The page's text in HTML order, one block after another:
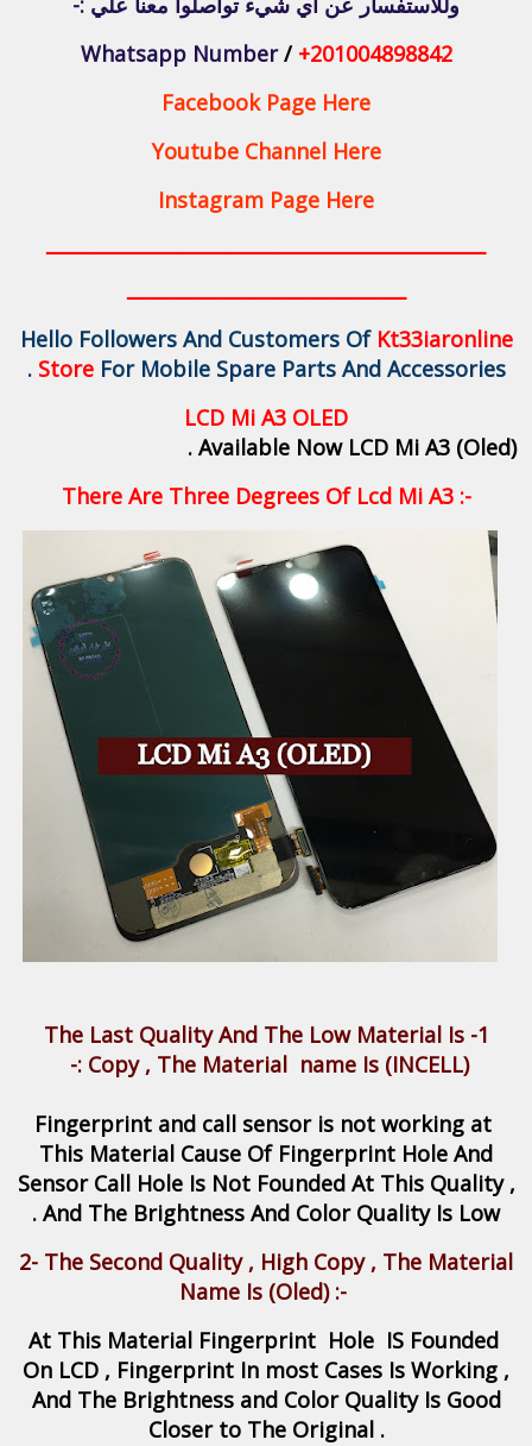
Whatsapp Number/ +201004898842
Facebook Page Here
Youtube Channel Here
Instagram Page Here
ــــــــــــــــــــــــــــــــــــــــــــــــــــــــــــــــــــــــــ
ـــــــــــــــــــــــــــــــــــــــــــــــ
Hello Followers And Customers Of Kt33iaronline
StoreFor Mobile Spare Parts And Accessories .
LCD Mi A3 OLED
Available Now LCD Mi A3 (Oled) .
There Are Three Degrees Of Lcd Mi A3 :-
1-
The Last Quality And The Low Material Is
Copy, The Material name Is (INCELL)
:-
Fingerprint and call sensor is not working at
This Material Cause Of Fingerprint Hole And
Sensor Call Hole Is Not Founded At This Quality ,
And The Brightness And Color Quality Is Low .
2- The Second Quality , High Copy , The Material
Name Is (Oled):-
At This Material Fingerprint Hole IS Founded
On LCD , Fingerprint In most Cases Is Working ,
And The Brightness and Color Quality Is Good
Closer to The Original .